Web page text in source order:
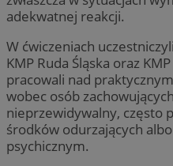
adekwatnej reakcji.
W ćwiczeniach
KMP Ruda Śląska oraz
pracowali nad
wobec osób
nieprzewidywalny, często
środków odurzających
psychicznym.